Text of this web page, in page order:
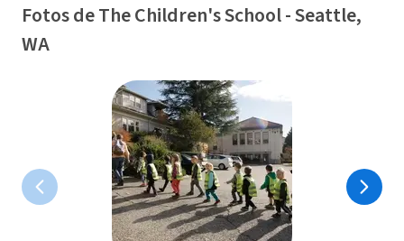
Fotos de The Children's School - Seattle,
WA